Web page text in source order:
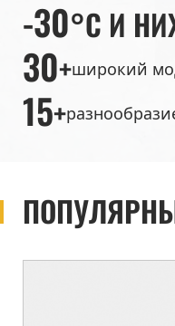
-30°C И
30+широкий
15+